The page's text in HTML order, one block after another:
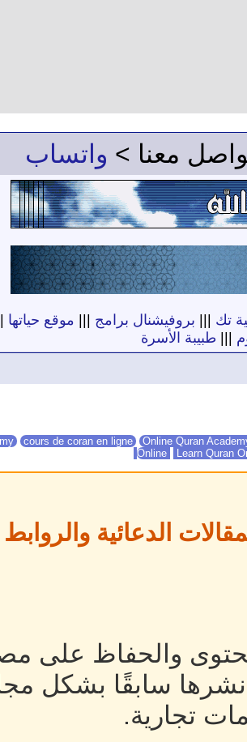
معنا > واتساب
تك بروفيشنال برامج موقع حياتها
طبيبة الأسرة
cours de coran en ligne Online Quran
Online
Learn Quran
الدعائية والروابط
والحفاظ على
نشرها سابقًا بشكل
تجارية.